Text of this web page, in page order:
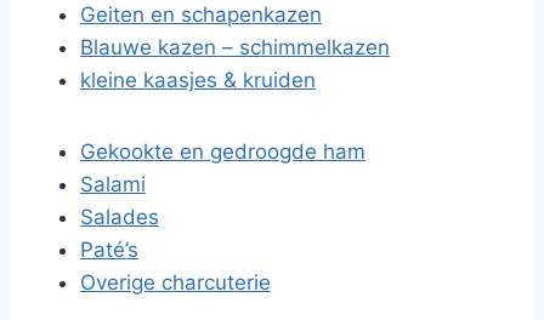
Geiten en schapenkazen
Blauwe kazen – schimmelkazen
kleine kaasjes & kruiden
Gekookte en gedroogde ham
Salami
Salades
Paté’s
Overige charcuterie